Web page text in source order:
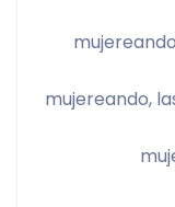
mujereando,